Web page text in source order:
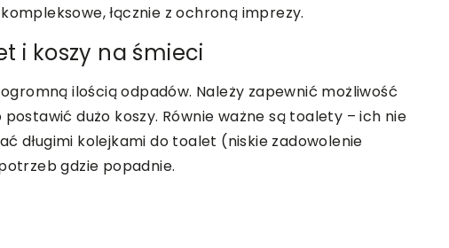
łącznie z ochroną imprezy.
i koszy na śmieci
ilością odpadów. Należy zapewnić możliwość
dużo koszy. Równie ważne są toalety – ich nie
długimi kolejkami do toalet (niskie zadowolenie
gdzie popadnie.